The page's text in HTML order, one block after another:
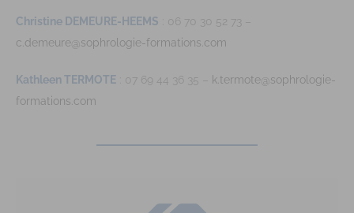
Christine DEMEURE-HEEMS
: 06 70 30 52 73 –
c.demeure@sophrologie-formations.com
Kathleen TERMOTE : 07 69 44 36 35 –
k.termote@sophrologie-
formations.com